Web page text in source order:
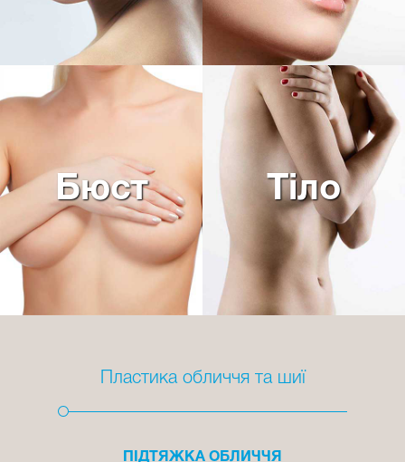
Бюст Тіло
Пластика обличчя та шиї
ПІДТЯЖКА ОБЛИЧЧЯ